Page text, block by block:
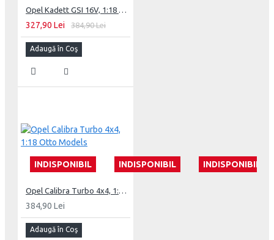
327,90 Lei 384,90 Lei
Adaugă în Coş
INDISPONIBIL INDISPONIBIL INDISPONIBIL
384,90 Lei
Adaugă în Coş